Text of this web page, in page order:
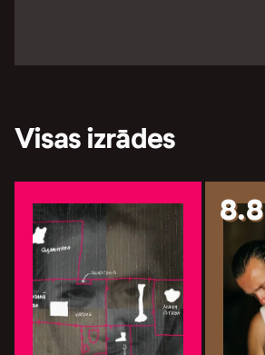
Visas izrādes
8.8